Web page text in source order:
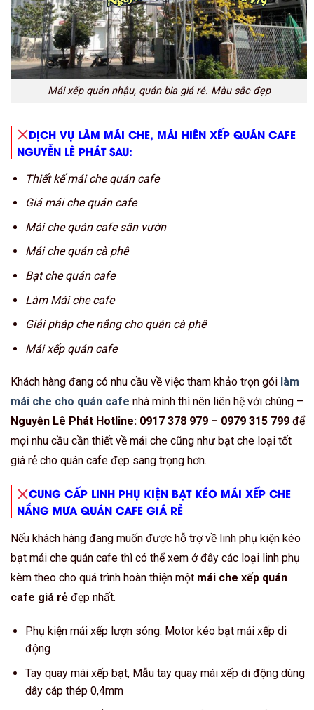
Mái xếp quán nhậu, quán bia giá rẻ. Màu sắc đẹp
DỊCH VỤ LÀM MÁI CHE, MÁI HIÊN XẾP QUÁN CAFE
NGUYỄN LÊ PHÁT SAU:
Thiết kế mái che quán cafe
Giá mái che quán cafe
Mái che quán cafe sân vườn
Mái che quán cà phê
Bạt che quán cafe
Làm Mái che cafe
Giải pháp che nắng cho quán cà phê
Mái xếp quán cafe
Khách hàng đang có nhu cầu về việc tham khảo trọn gói làm
mái che cho quán cafe nhà mình thì nên liên hệ với chúng –
Nguyễn Lê Phát Hotline: 0917 378 979 – 0979 315 799 để
mọi nhu cầu cần thiết về mái che cũng như bạt che loại tốt
giá rẻ cho quán cafe đẹp sang trọng hơn.
CUNG CẤP LINH PHỤ KIỆN BẠT KÉO MÁI XẾP CHE
NẮNG MƯA QUÁN CAFE GIÁ RẺ
Nếu khách hàng đang muốn được hỗ trợ về linh phụ kiện kéo
bạt mái che quán cafe thì có thể xem ở đây các loại linh phụ
kèm theo cho quá trình hoàn thiện một mái che xếp quán
cafe giá rẻ đẹp nhất.
Phụ kiện mái xếp lượn sóng: Motor kéo bạt mái xếp di
động
Tay quay mái xếp bạt, Mẫu tay quay mái xếp di động dùng
dây cáp thép 0,4mm